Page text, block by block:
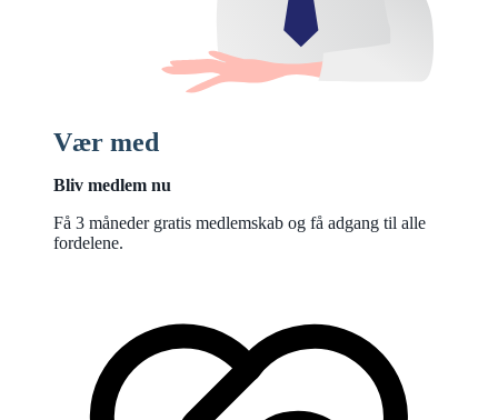
Vær med
Bliv medlem nu
Få 3 måneder gratis medlemskab og få adgang til alle
fordelene.